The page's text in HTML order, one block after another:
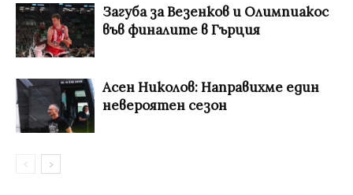
Загуба за Везенков и Олимпиакос
във финалите в Гърция
Асен Николов: Направихме един
невероятен сезон